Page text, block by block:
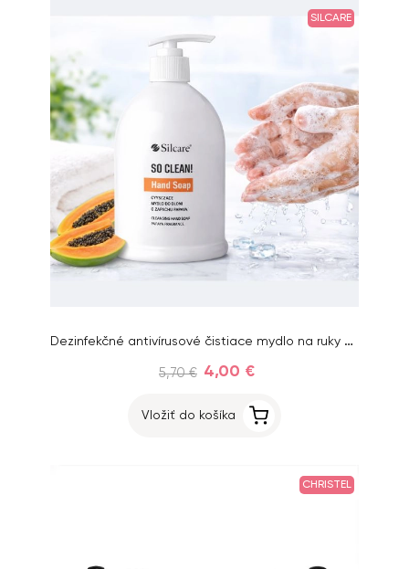
SILCARE
Dezinfekčné antivírusové čistiace mydlo na ruky - Silcare, 500ml
5,70 € 4,00 €
Vložiť do košíka
CHRISTEL